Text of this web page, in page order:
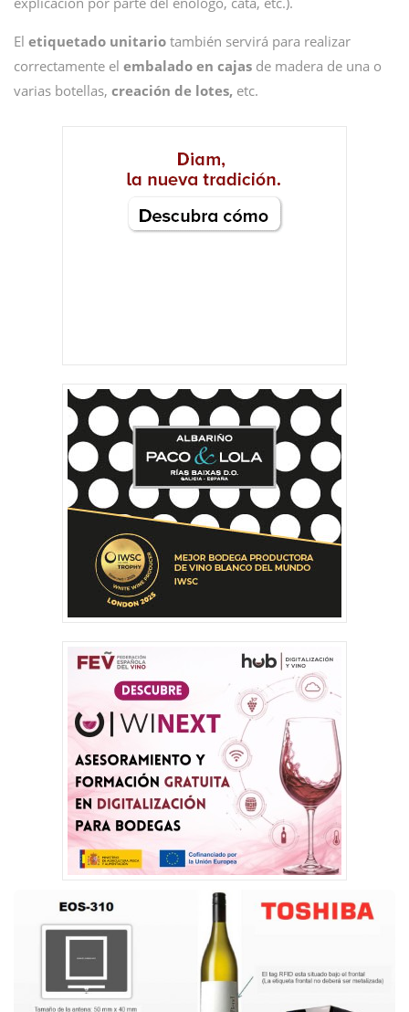
El etiquetado unitario también servirá para realizar
correctamente el embalado en cajas de madera de una o
varias botellas, creación de lotes, etc.